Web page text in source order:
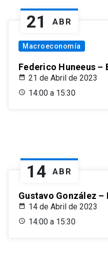
21 ABR
Macroeconomía
Federico Huneeus –
21 de Abril de 2023
14:00 a 15:30
14 ABR
Gustavo González –
14 de Abril de 2023
14:00 a 15:30